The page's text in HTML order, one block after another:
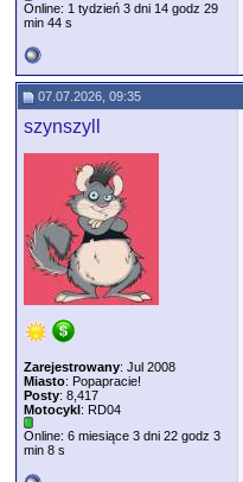
Online: 1 tydzień 3 dni 14 godz 29
min 44 s
07.07.2026, 09:35
szynszyll
Zarejestrowany: Jul 2008
Miasto: Popapracie!
Posty: 8,417
Motocykl: RD04
Online: 6 miesiące 3 dni 22 godz 3
min 8 s